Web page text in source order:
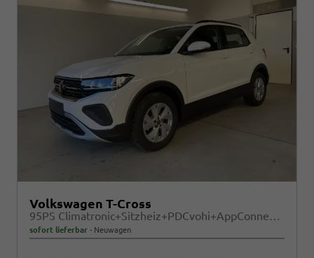
Volkswagen T-Cross
95PS Climatronic+Sitzheiz+PDCvohi+AppConnect+Side+TravelAssist+ACC
sofort lieferbar Neuwagen